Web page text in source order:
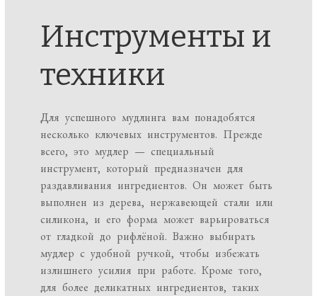
Инструменты и
техники
Для успешного мудлинга вам понадобятся
несколько ключевых инструментов. Прежде
всего, это мудлер — специальный
инструмент, который предназначен для
раздавливания ингредиентов. Он может быть
выполнен из дерева, нержавеющей стали или
силикона, и его форма может варьироваться
от гладкой до рифлёной. Важно выбирать
мудлер с удобной ручкой, чтобы избежать
излишнего усилия при работе. Кроме того,
для более деликатных ингредиентов, таких